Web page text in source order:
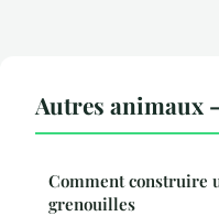
Autres animaux
Comment construire
grenouilles